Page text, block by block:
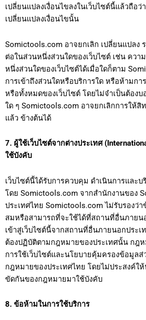
เปลี่ยนแปลงเงื่อนไขลงในเว็บไซต์นี้แล้วถือ
เปลี่ยนแปลงเงื่อนไขนั้น
Somictools.com อาจยกเลิก เปลี่ยนแปลง
ต่อในส่วนหนึ่งส่วนใดของเว็บไซต์ เช่น ควา
หนึ่งส่วนใดของเว็บไซต์ได้เมื่อใดก็ตาม
การเข้าถึงส่วนใดหรือบริการใด หรือห้ามกา
หรือทั้งหมดของเว็บไซต์ โดยไม่จำเป็นต้อง
ใด ๆ Somictools.com อาจยกเลิกการให้สิ
แล้ว ข้างต้นได้
7. ผู้ใช้เว็บไซต์จากต่างประเทศ
ใช้บังคับ
เว็บไซต์นี้ได้รับการควบคุม ดำเนินการและบ
โดย Somictools.com จากสำนักงานของ
ประเทศไทย Somictools.com ไม่รับรองว่
สมหรือสามารถที่จะใช้ได้ที่สถานที่อื่นภายน
เข้าสู่เว็บไซต์นี้จากสถานที่อื่นภายนอกประ
ต้องปฏิบัติตามกฎหมายของประเทศนั้น กฎ
การใช้เว็บไซต์และนโยบายคุ้มครองข้อมูล
กฎหมายของประเทศไทย โดยไม่ประสงค์ใ
ขัดกันของกฎหมายมาใช้บังคับ
8. ข้อห้ามในการใช้บริการ